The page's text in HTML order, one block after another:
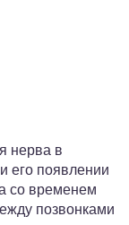
нерва в
его появлении
со временем
позвонками